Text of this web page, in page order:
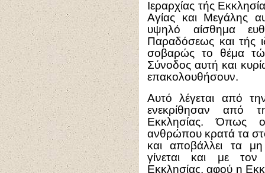
Ιεραρχίας τής
Αγίας και Μεγάλης
υψηλό αίσθημα
Παραδόσεως και τής
σοβαρώς το θέμα
Σύνοδος αυτή και
επακολουθήσουν.
Αυτό λέγεται από
ενεκρίθησαν από
Εκκλησίας. Όπως
ανθρώπου κρατά τα
και αποβάλλει τα μη
γίνεται και με
Εκκλησίας, αφού η